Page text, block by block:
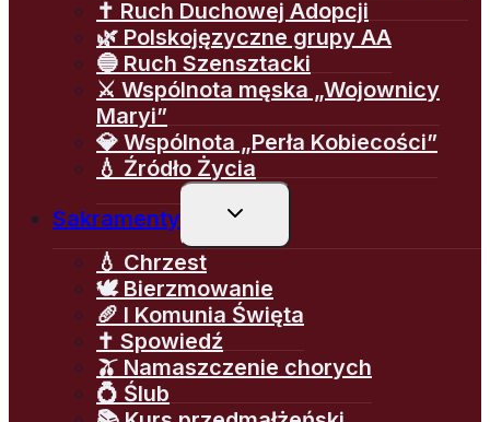
✝️ Ruch Duchowej Adopcji
🌿 Polskojęzyczne grupy AA
🔵 Ruch Szensztacki
⚔️ Wspólnota męska „Wojownicy
Maryi”
💎 Wspólnota „Perła Kobiecości”
💧 Źródło Życia
Sakramenty
Przełącz
podrzędne
💧 Chrzest
🕊️ Bierzmowanie
🥖 I Komunia Święta
✝️ Spowiedź
🫒 Namaszczenie chorych
💍 Ślub